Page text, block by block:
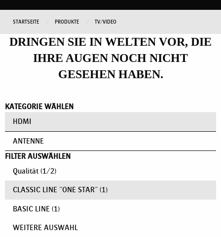
STARTSEITE PRODUKTE TV/VIDEO
DRINGEN SIE IN WELTEN VOR, DIE
IHRE AUGEN NOCH NICHT
GESEHEN HABEN.
KATEGORIE WÄHLEN
HDMI
ANTENNE
FILTER AUSWÄHLEN
Qualität (1/2)
CLASSIC LINE "ONE STAR" (1)
BASIC LINE (1)
WEITERE AUSWAHL